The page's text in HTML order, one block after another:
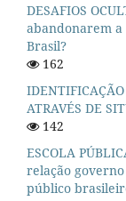
DESAFIOS
abandonarem a
Brasil?
162
ATRAVÉS DE
142
ESCOLA
relação
público